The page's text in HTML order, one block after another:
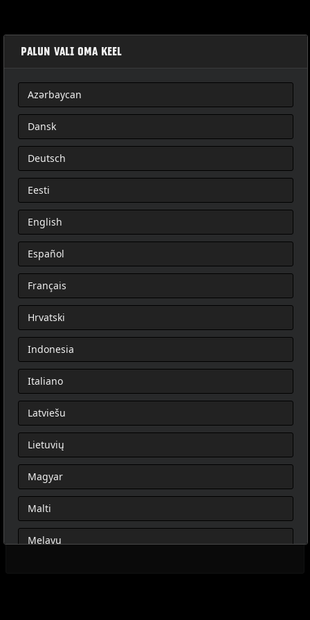
TOURING-BAKSETE
PALUN VALI OMA KEEL
Azərbaycan
Dansk
Deutsch
Eesti
English
Español
Français
Hrvatski
Indonesia
Italiano
Latviešu
Lietuvių
Magyar
Malti
Melayu